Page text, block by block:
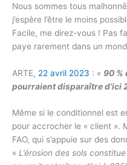
Nous sommes tous
j’espère l’être le moins
Facile, me direz-vous ! Pas
paye rarement dans un
ARTE, 22 avril 2023 : « 90 %
pourraient disparaître d’ici
Même si le conditionnel est
pour accrocher le « client ».
FAO, qui s’appuie sur des
« L’érosion des sols